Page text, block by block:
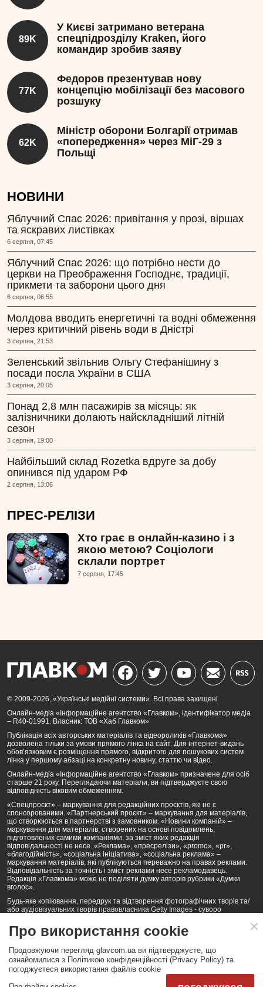
89K
У Києві затримано ветерана
спецпідрозділу Kraken, його
командир зробив заяву
77K
Федоров презентував нову
концепцію мобілізації без масового
розшуку
62K
Міністр оборони Болгарії отримав
«попередження» через МіГ-29 з
Польщі
НОВИНИ
Яблучний Спас 2026: привітання у прозі, віршах
та яскравих листівках
6 серпня, 07:45
Яблучний Спас 2026: що потрібно нести до
церкви на Преображення Господнє, традиції,
прикмети та заборони цього дня
6 серпня, 06:55
Молдова вводить енергетичні та водні обмеження
через критичний рівень води в Дністрі
3 серпня, 21:53
Зеленський звільнив Ольгу Стефанішину з
посади посла України в США
3 серпня, 20:05
Понад 2,8 млн пасажирів за місяць: як
залізничники долають найскладніший літній
сезон
3 серпня, 19:00
Найбільший склад Rozetka вдруге за добу
опинився під ударом РФ
2 серпня, 13:06
ПРЕС-РЕЛІЗИ
Хто грає в онлайн-казино і з
якою метою? Соціологи
склали портрет
7 серпня, 17:45
© 2009-2026, «Українські медійні системи». Всі права захищені
Онлайн-медіа «Інформаційне агентство «Главком», ідентифікатор медіа
– R40-01991. Власник: ТОВ «Хаб Главком»
Публікація всіх авторських матеріалів та відеороликів «Главкома»
дозволена тільки за умови прямого лінка на сайт. Для інтернет-видань
обов’язковим є розміщення прямого, відкритого для пошукових систем
лінка у першому абзаці на конкретну новину, статтю чи відео.
Онлайн-медіа «Інформаційне агентство «Главком» призначене для осіб
старше 21 року. Переглядаючи матеріали, ви підтверджуєте свою
відповідність віковим обмеженням.
«Спецпроєкт» – маркування для редакційних проєктів, які не є
спонсорованими. «Партнерський проєкт» – маркування для матеріалів,
що створюються в партнерстві з замовником. «Новини компаній» –
маркування для матеріалів, створених на основі повідомлень,
підготовлених самими компаніями, за зміст яких редакція
відповідальності не несе. «Реклама», «пресрелізи», «promo», «pr»,
«благодійність», «соціальна ініціатива», «соціальна реклама» –
маркування матеріалів, які публікуються переважно на правах реклами.
Відповідальність за точність і зміст реклами несе рекламодавець.
Редакція «Главкома» може не поділяти думку авторів рубрики «Думки
вголос».
Будь-яке копіювання, передрук та відтворення фотографічних творів та/
або аудіовізуальних творів правовласника Getty Images - суворо
Політика конфіденційності (Privacy Policy). Правила сайту
КОНТАКТИ НАША КОМАНДА АРХІВ
Партнери:DepositPhotos.com,opendatabot.ua
Про використання cookie
Продовжуючи перегляд glavcom.ua ви підтверджуєте, що
ознайомилися з Політикою конфіденційності (Privacy Policy) та
погоджуєтеся використання файлів cookie